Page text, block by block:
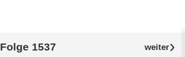
Folge 1537